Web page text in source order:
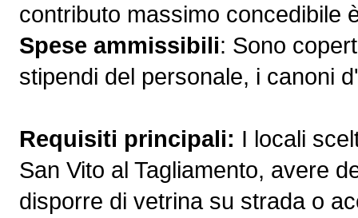
contributo massimo concedibile
Spese ammissibili: Sono
stipendi del personale, i canoni
Requisiti principali: I locali
San Vito al Tagliamento, avere
disporre di vetrina su strada o